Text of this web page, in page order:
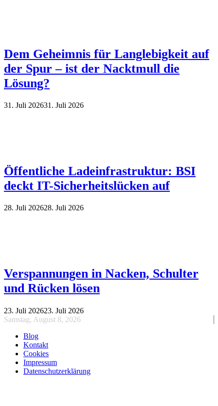
Dem Geheimnis für Langlebigkeit auf
der Spur – ist der Nacktmull die
Lösung?
31. Juli 202631. Juli 2026
Öffentliche Ladeinfrastruktur: BSI
deckt IT-Sicherheitslücken auf
28. Juli 202628. Juli 2026
Verspannungen in Nacken, Schulter
und Rücken lösen
23. Juli 202623. Juli 2026
Samstag, August 8, 2026
Blog
Kontakt
Cookies
Impressum
Datenschutzerklärung